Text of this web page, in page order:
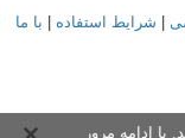
شرایط استفاده
با ما
ادامه مرور